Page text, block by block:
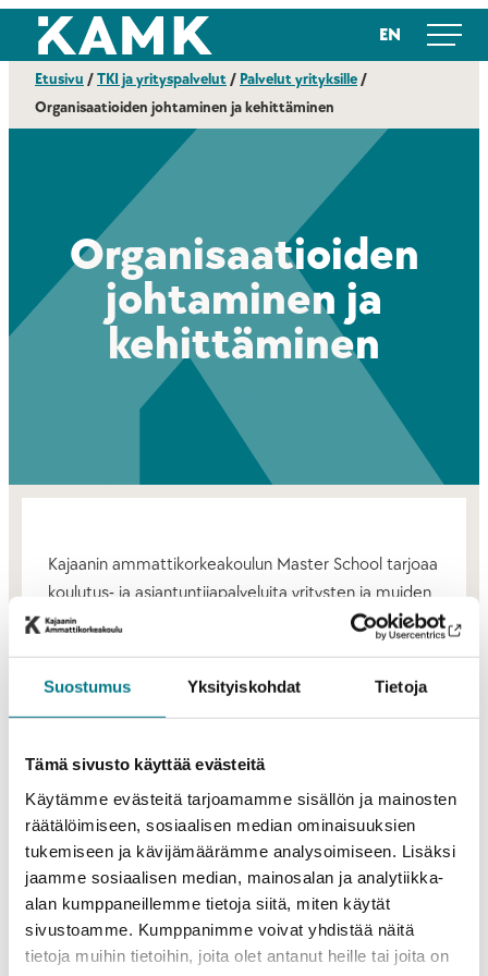
Suostumus Yksityiskohdat Tietoja
Tämä sivusto käyttää evästeitä
Käytämme evästeitä tarjoamamme sisällön ja mainosten
räätälöimiseen, sosiaalisen median ominaisuuksien
tukemiseen ja kävijämäärämme analysoimiseen. Lisäksi
jaamme sosiaalisen median, mainosalan ja analytiikka-
alan kumppaneillemme tietoja siitä, miten käytät
sivustoamme. Kumppanimme voivat yhdistää näitä
tietoja muihin tietoihin, joita olet antanut heille tai joita on
Siirry
suoraan
sisältöön
Kajaanin ammattikorkeakoulu EN
Etusivu /TKI ja yrityspalvelut/ Palvelut yrityksille/
Organisaatioiden johtaminen ja kehittäminen
Organisaatioiden
johtaminen ja
kehittäminen
Kajaanin ammattikorkeakoulun Master School tarjoaa
koulutus- ja asiantuntijapalveluita yritysten ja muiden
organisaatioiden prosessien ja toimintamallien sekä
tarjoamissamme palveluissa ovat vastuullisuus ja
Toteutamme kehittämispalvelut Master Schoolin
monialaisella asiantuntijatiimillä, jossa on vahva
osaaminen liiketoiminnan, teknologian, liikunnan,
matkailun, hyvinvoinnin sekä sosiaali- ja terveysalan
kehittämisestä ja johtamisesta. Hyödynnämme
kehittämispalveluiden toteutuksessa
asiantuntijatiimimme lisäksi Master Schoolin eri